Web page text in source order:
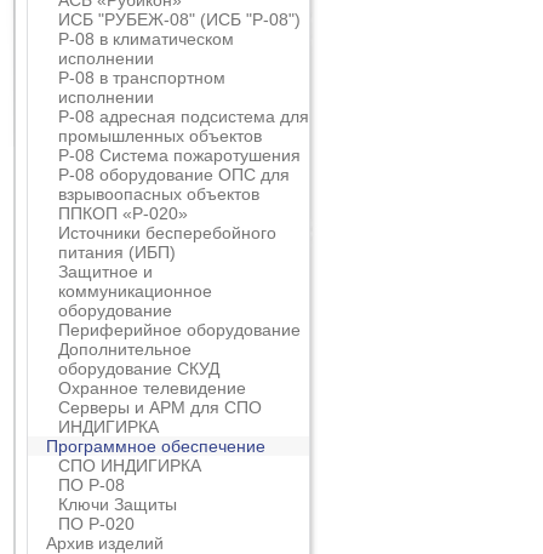
ИСБ "РУБЕЖ-08" (ИСБ "Р-08")
Р-08 в климатическом
исполнении
Р-08 в транспортном
исполнении
Р-08 адресная подсистема для
промышленных объектов
Р-08 Система пожаротушения
Р-08 оборудование ОПС для
взрывоопасных объектов
ППКОП «Р-020»
Источники бесперебойного
питания (ИБП)
Защитное и
коммуникационное
оборудование
Периферийное оборудование
Дополнительное
оборудование СКУД
Охранное телевидение
Серверы и АРМ для СПО
ИНДИГИРКА
Программное обеспечение
СПО ИНДИГИРКА
ПО Р-08
Ключи Защиты
ПО Р-020
Архив изделий